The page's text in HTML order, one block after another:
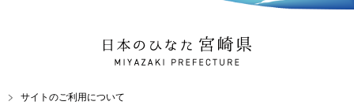
日本のひなた 宮崎県
MIYAZAKI PREFECTURE
サイトのご利用について